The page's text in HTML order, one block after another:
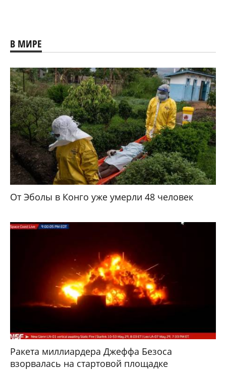
В МИРЕ
От Эболы в Конго уже умерли 48 человек
Ракета миллиардера Джеффа Безоса
взорвалась на стартовой площадке